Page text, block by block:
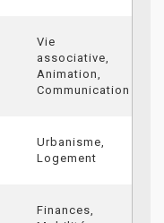
Vie
associative,
Animation,
Communication
Urbanisme,
Logement
Finances,